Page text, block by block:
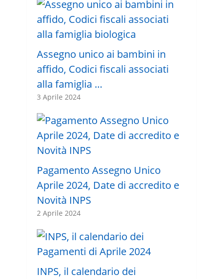
Assegno unico ai bambini in
affido, Codici fiscali associati
alla famiglia …
3 Aprile 2024
Pagamento Assegno Unico
Aprile 2024, Date di accredito e
Novità INPS
2 Aprile 2024
INPS, il calendario dei